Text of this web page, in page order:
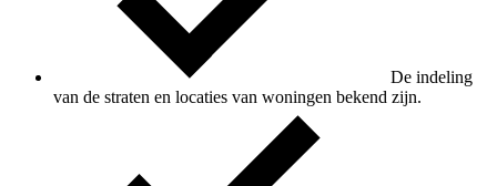
De indeling
van de straten en locaties van woningen bekend zijn.